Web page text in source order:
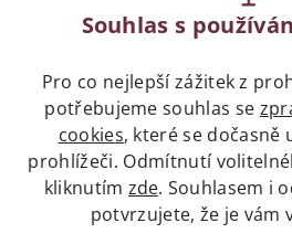
Legislativa
Zákaz prodeje
mladších 18 let.
Naše služby
Souhlas s
Pro co nejlepší zážitek z
potřebujeme souhlas se
cookies, které se dočasně
prohlížeči. Odmítnutí
kliknutím zde. Souhlasem i
potvrzujete, že je vám